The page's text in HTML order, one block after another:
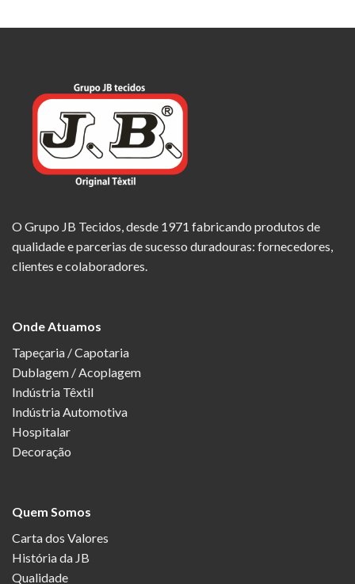
O Grupo JB Tecidos, desde 1971 fabricando produtos de
qualidade e parcerias de sucesso duradouras: fornecedores,
clientes e colaboradores.
Onde Atuamos
Tapeçaria / Capotaria
Dublagem / Acoplagem
Indústria Têxtil
Indústria Automotiva
Hospitalar
Decoração
Quem Somos
Carta dos Valores
História da JB
Qualidade